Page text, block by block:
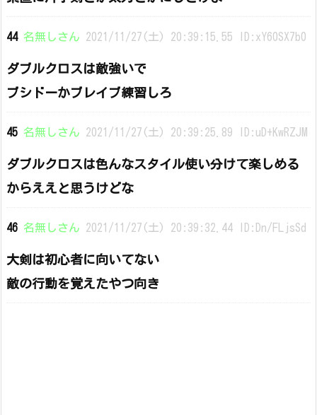
44 名無しさん 2021/11/27(土) 20:39:15.55 ID:xY60SX7b0
ダブルクロスは敵強いで
ブシドーかブレイブ練習しろ
45 名無しさん 2021/11/27(土) 20:39:25.89 ID:uD+KwRZJM
ダブルクロスは色んなスタイル使い分けて楽しめる
からええと思うけどな
46 名無しさん 2021/11/27(土) 20:39:32.44 ID:Dn/FLjsSd
大剣は初心者に向いてない
敵の行動を覚えたやつ向き